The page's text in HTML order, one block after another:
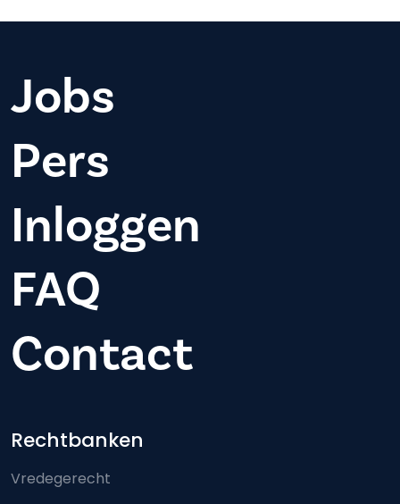
Jobs
Pers
Inloggen
FAQ
Contact
Footer-menu
Rechtbanken
Vredegerecht